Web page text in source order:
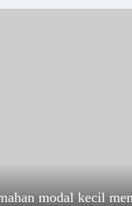
modal kecil